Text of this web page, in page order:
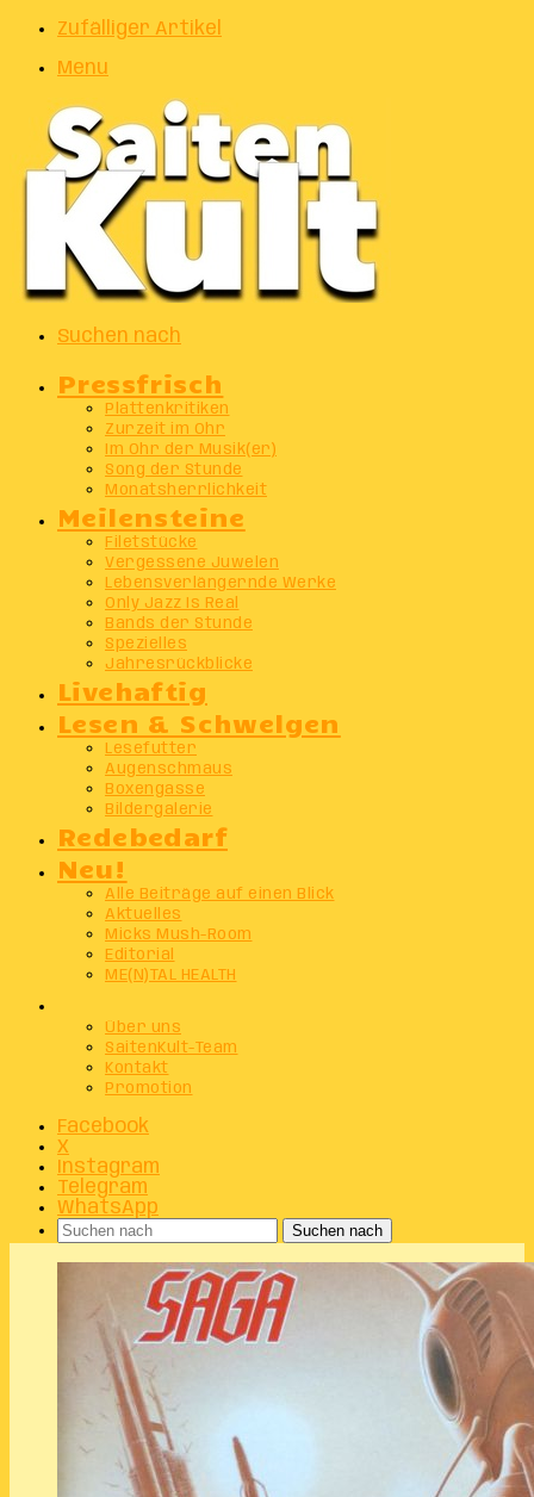
Zufälliger Artikel
Menu
Suchen nach
Pressfrisch
Plattenkritiken
Zurzeit im Ohr
Im Ohr der Musik(er)
Song der Stunde
Monatsherrlichkeit
Meilensteine
Filetstücke
Vergessene Juwelen
Lebensverlängernde Werke
Only Jazz Is Real
Bands der Stunde
Spezielles
Jahresrückblicke
Livehaftig
Lesen & Schwelgen
Lesefutter
Augenschmaus
Boxengasse
Bildergalerie
Redebedarf
Neu!
Alle Beiträge auf einen Blick
Aktuelles
Micks Mush-Room
Editorial
ME(N)TAL HEALTH
Über uns
SaitenKult-Team
Kontakt
Promotion
Facebook
X
Instagram
Telegram
WhatsApp
Suchen nach